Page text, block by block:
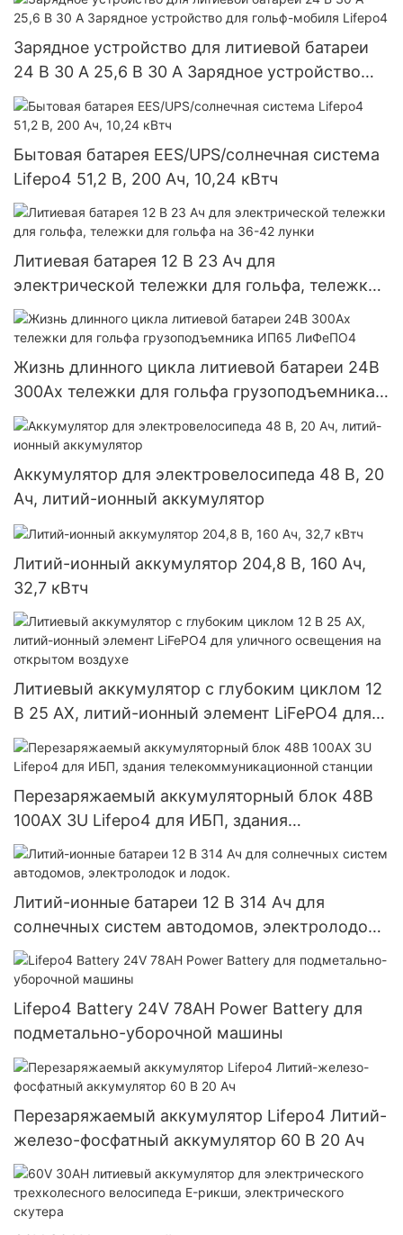
Зарядное устройство для литиевой батареи
24 В 30 А 25,6 В 30 А Зарядное устройство
для гольф-мобиля Lifepo4
Бытовая батарея EES/UPS/солнечная система
Lifepo4 51,2 В, 200 Ач, 10,24 кВтч
Литиевая батарея 12 В 23 Ач для
электрической тележки для гольфа, тележки
для гольфа на 36-42 лунки
Жизнь длинного цикла литиевой батареи 24В
300Ах тележки для гольфа грузоподъемника
ИП65 ЛиФеПО4
Аккумулятор для электровелосипеда 48 В, 20
Ач, литий-ионный аккумулятор
Литий-ионный аккумулятор 204,8 В, 160 Ач,
32,7 кВтч
Литиевый аккумулятор с глубоким циклом 12
В 25 АХ, литий-ионный элемент LiFePO4 для
уличного освещения на открытом воздухе
Перезаряжаемый аккумуляторный блок 48В
100АХ 3U Lifepo4 для ИБП, здания
телекоммуникационной станции
Литий-ионные батареи 12 В 314 Ач для
солнечных систем автодомов, электролодок
и лодок.
Lifepo4 Battery 24V 78AH Power Battery для
подметально-уборочной машины
Перезаряжаемый аккумулятор Lifepo4 Литий-
железо-фосфатный аккумулятор 60 В 20 Ач